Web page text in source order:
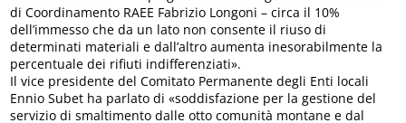
di Coordinamento RAEE Fabrizio Longoni – circa il 10%
dell’immesso che da un lato non consente il riuso di
determinati materiali e dall’altro aumenta inesorabilmente la
percentuale dei rifiuti indifferenziati».
Il vice presidente del Comitato Permanente degli Enti locali
Ennio Subet ha parlato di «soddisfazione per la gestione del
servizio di smaltimento dalle otto comunità montane e dal